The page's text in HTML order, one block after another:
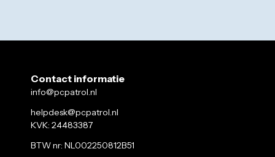
Contact informatie
info@pcpatrol.nl
helpdesk@pcpatrol.nl
KVK: 24483387
BTW nr: NL002250812B51